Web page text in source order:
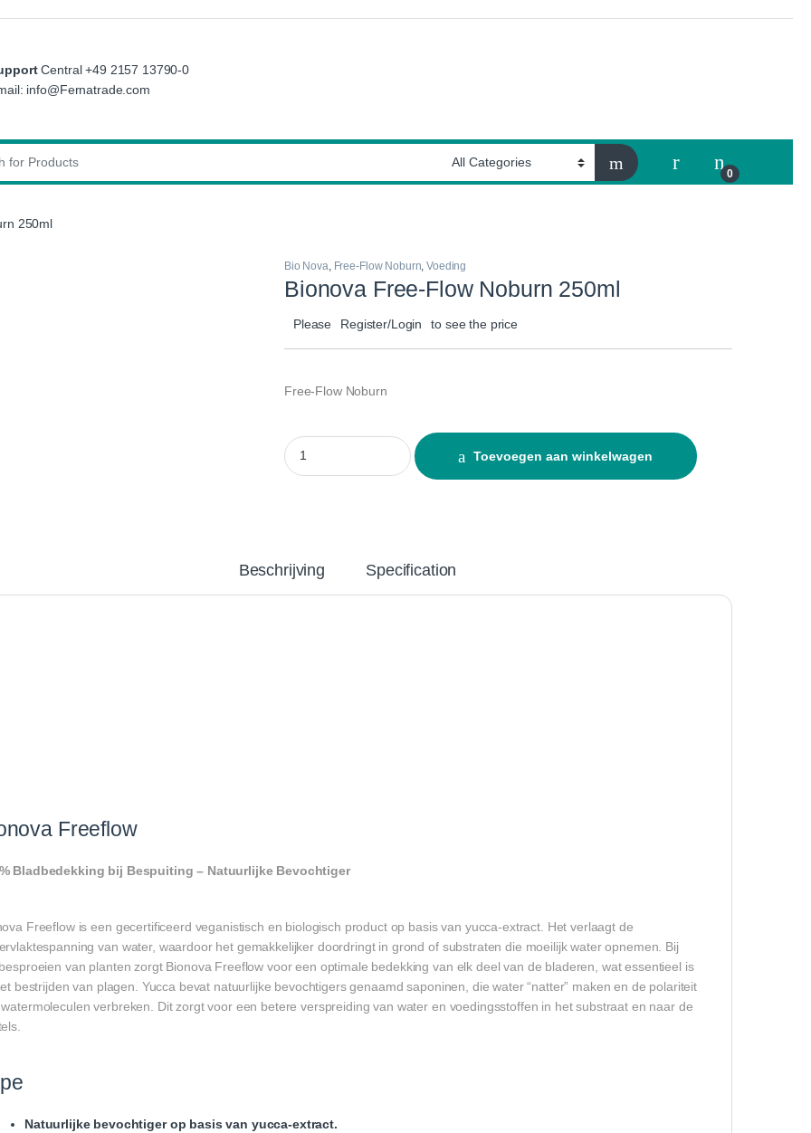
Central +49 2157 13790-0
info@Fernatrade.com
My Account
0
250ml
Bio Nova, Free-Flow Noburn,Voeding
Bionova Free-Flow Noburn 250ml
Please Register/Login to see the price
Free-Flow Noburn
Bionova Free-Flow Noburn 250ml quantity
Toevoegen aan winkelwagen
Beschrijving Specification
Freeflow
Bladbedekking bij Bespuiting – Natuurlijke Bevochtiger
Freeflow is een gecertificeerd veganistisch en biologisch product op basis van yucca-extract. Het verlaagt de
van water, waardoor het gemakkelijker doordringt in grond of substraten die moeilijk water opnemen. Bij
van planten zorgt Bionova Freeflow voor een optimale bedekking van elk deel van de bladeren, wat essentieel is
bestrijden van plagen. Yucca bevat natuurlijke bevochtigers genaamd saponinen, die water “natter” maken en de polariteit
verbreken. Dit zorgt voor een betere verspreiding van water en voedingsstoffen in het substraat en naar de
Natuurlijke bevochtiger op basis van yucca-extract.